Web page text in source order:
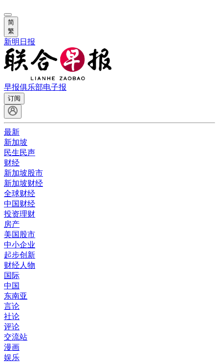
简
繁
新明日报
早报俱乐部电子报
订阅
最新
新加坡
民生民声
财经
新加坡股市
新加坡财经
全球财经
中国财经
投资理财
房产
美国股市
中小企业
起步创新
财经人物
国际
中国
东南亚
言论
社论
评论
交流站
漫画
娱乐